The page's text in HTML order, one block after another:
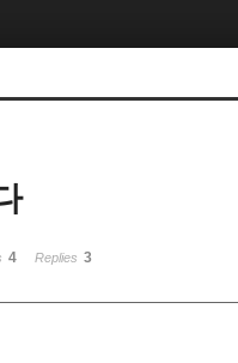
4 Replies 3